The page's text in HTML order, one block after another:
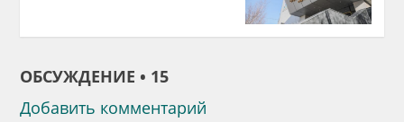
ОБСУЖДЕНИЕ • 15
Добавить комментарий